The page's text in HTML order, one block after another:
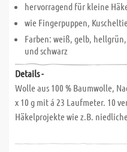
hervorragend für kleine
wie Fingerpuppen,
Farben: weiß, gelb,
und schwarz
Details -
Wolle aus 100 % Baumwolle,
x 10 g mit á 23 Laufmeter. 10
Häkelprojekte wie z.B.